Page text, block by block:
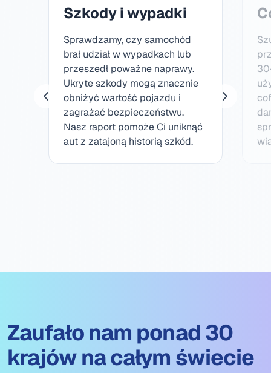
Szkody i wypadki
Sprawdzamy, czy samochód
brał udział w wypadkach lub
przeszedł poważne naprawy.
Ukryte szkody mogą znacznie
obniżyć wartość pojazdu i
zagrażać bezpieczeństwu.
Nasz raport pomoże Ci uniknąć
aut z zatajoną historią szkód.
Zaufało nam ponad 30
krajów na całym świecie